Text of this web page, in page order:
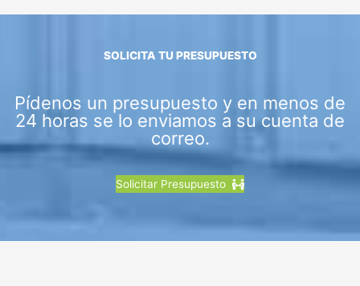
SOLICITA TU PRESUPUESTO
Pídenos un presupuesto y en menos de
24 horas se lo enviamos a su cuenta de
correo.
Solicitar Presupuesto